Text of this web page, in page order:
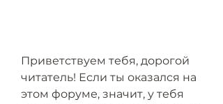
Приветствуем тебя, дорогой
читатель! Если ты оказался на
этом форуме, значит, у тебя